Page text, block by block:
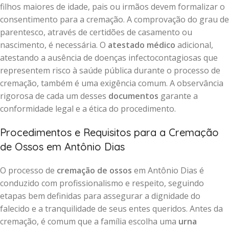
filhos maiores de idade, pais ou irmãos devem formalizar o
consentimento para a cremação. A comprovação do grau de
parentesco, através de certidões de casamento ou
nascimento, é necessária. O atestado médico adicional,
atestando a ausência de doenças infectocontagiosas que
representem risco à saúde pública durante o processo de
cremação, também é uma exigência comum. A observância
rigorosa de cada um desses documentos garante a
conformidade legal e a ética do procedimento.
Procedimentos e Requisitos para a Cremação
de Ossos em Antônio Dias
O processo de cremação de ossos em Antônio Dias é
conduzido com profissionalismo e respeito, seguindo
etapas bem definidas para assegurar a dignidade do
falecido e a tranquilidade de seus entes queridos. Antes da
cremação, é comum que a família escolha uma urna